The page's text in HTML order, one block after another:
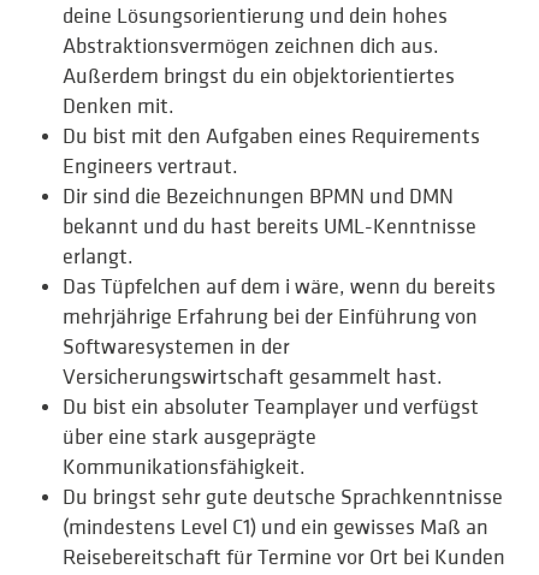
deine Lösungsorientierung und dein hohes
Abstraktionsvermögen zeichnen dich aus.
Außerdem bringst du ein objektorientiertes
Denken mit.
Du bist mit den Aufgaben eines Requirements
Engineers vertraut.
Dir sind die Bezeichnungen BPMN und DMN
bekannt und du hast bereits UML-Kenntnisse
erlangt.
Das Tüpfelchen auf dem i wäre, wenn du bereits
mehrjährige Erfahrung bei der Einführung von
Softwaresystemen in der
Versicherungswirtschaft gesammelt hast.
Du bist ein absoluter Teamplayer und verfügst
über eine stark ausgeprägte
Kommunikationsfähigkeit.
Du bringst sehr gute deutsche Sprachkenntnisse
(mindestens Level C1) und ein gewisses Maß an
Reisebereitschaft für Termine vor Ort bei Kunden